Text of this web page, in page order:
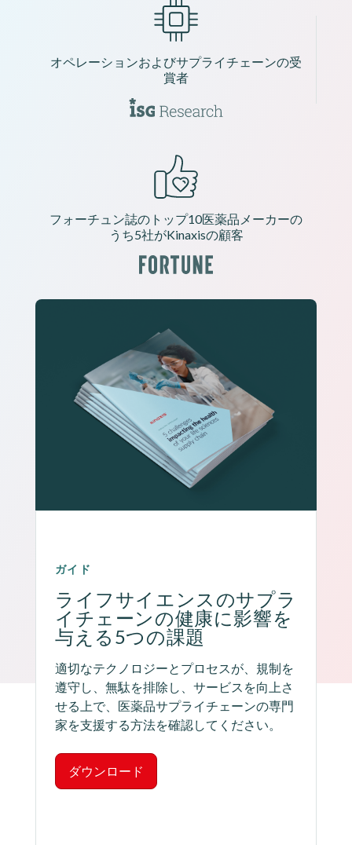
オペレーションおよびサプライチェーンの受
賞者
フォーチュン誌のトップ10医薬品メーカーの
うち5社がKinaxisの顧客
ガイド
ライフサイエンスのサプラ
イチェーンの健康に影響を
与える5つの課題
適切なテクノロジーとプロセスが、規制を
遵守し、無駄を排除し、サービスを向上さ
せる上で、医薬品サプライチェーンの専門
家を支援する方法を確認してください。
ダウンロード